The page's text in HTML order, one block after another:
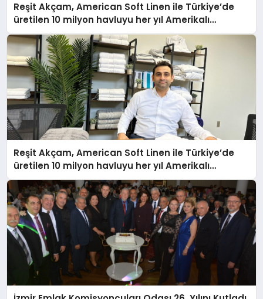
Reşit Akçam, American Soft Linen ile Türkiye’de
üretilen 10 milyon havluyu her yıl Amerikalı
tüketicilerle buluşturuyor
Reşit Akçam, American Soft Linen ile Türkiye’de
üretilen 10 milyon havluyu her yıl Amerikalı
tüketicilerle buluşturuyor